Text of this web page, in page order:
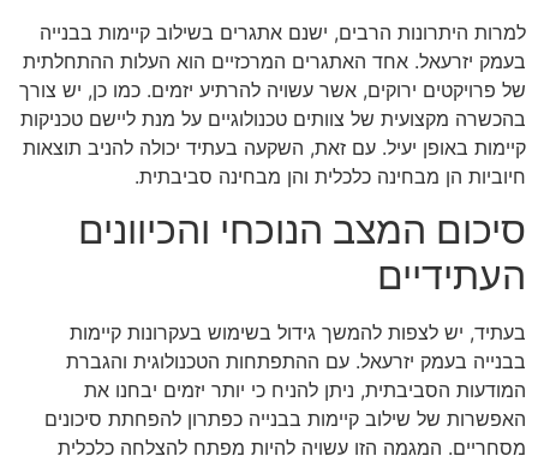
למרות היתרונות הרבים, ישנם אתגרים בשילוב קיימות בבנייה
בעמק יזרעאל. אחד האתגרים המרכזיים הוא העלות ההתחלתית
של פרויקטים ירוקים, אשר עשויה להרתיע יזמים. כמו כן, יש צורך
בהכשרה מקצועית של צוותים טכנולוגיים על מנת ליישם טכניקות
קיימות באופן יעיל. עם זאת, השקעה בעתיד יכולה להניב תוצאות
חיוביות הן מבחינה כלכלית והן מבחינה סביבתית.
סיכום המצב הנוכחי והכיוונים
העתידיים
בעתיד, יש לצפות להמשך גידול בשימוש בעקרונות קיימות
בבנייה בעמק יזרעאל. עם ההתפתחות הטכנולוגית והגברת
המודעות הסביבתית, ניתן להניח כי יותר יזמים יבחנו את
האפשרות של שילוב קיימות בבנייה כפתרון להפחתת סיכונים
מסחריים. המגמה הזו עשויה להיות מפתח להצלחה כלכלית